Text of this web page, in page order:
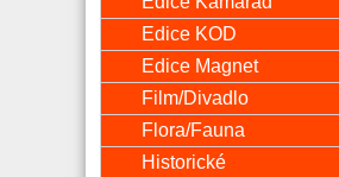
Edice KOD
Edice Magnet
Film/Divadlo
Flora/Fauna
Historické